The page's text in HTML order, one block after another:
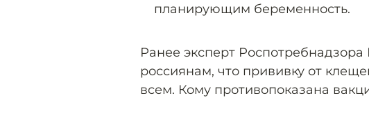
планирующим беременность.
Ранее эксперт
россиянам, что прививку от
всем. Кому противопоказана